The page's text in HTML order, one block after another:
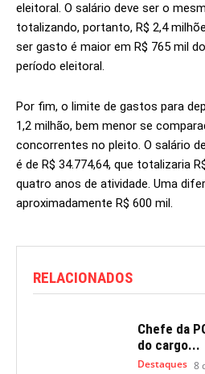
eleitoral. O salário deve ser o
totalizando, portanto, R$ 2,4
ser gasto é maior em R$ 765 mil
período eleitoral.
Por fim, o limite de gastos para
1,2 milhão, bem menor se
concorrentes no pleito. O salário
é de R$ 34.774,64, que totalizaria
quatro anos de atividade. Uma
aproximadamente R$ 600 mil.
RELACIONADOS
Chefe da
do cargo...
Destaques 8